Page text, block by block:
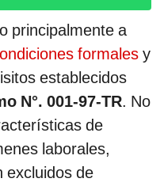
principalmente a
formales y
establecidos
N°. 001-97-TR. No
de
laborales,
excluidos de